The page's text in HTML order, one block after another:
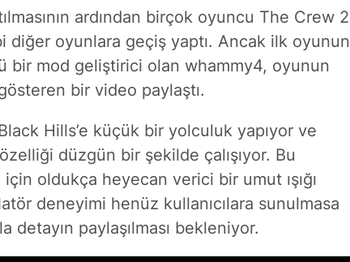
ardından birçok oyuncu The Crew 2
oyunlara geçiş yaptı. Ancak ilk oyunun
bir mod geliştirici olan whammy4, oyunun
bir video paylaştı.
Hills’e küçük bir yolculuk yapıyor ve
düzgün bir şekilde çalışıyor. Bu
oldukça heyecan verici bir umut ışığı
deneyimi henüz kullanıcılara sunulmasa
paylaşılması bekleniyor.